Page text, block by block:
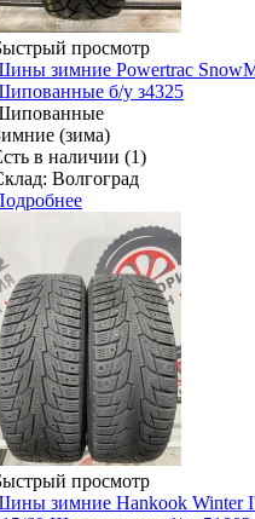
просмотр
зимние Powertrac
б/у з4325
(зима)
в наличии (1)
Волгоград
просмотр
зимние Hankook Winter